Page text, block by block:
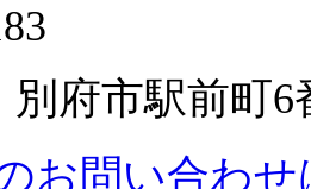
別府市駅前町
お問い合わせ